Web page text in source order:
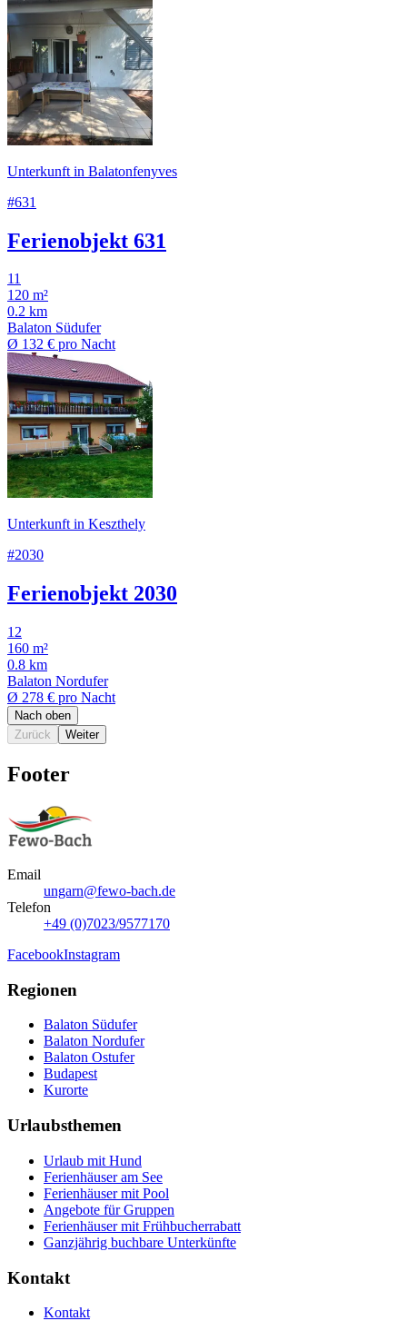
Unterkunft in Balatonfenyves
#631
Ferienobjekt 631
11
120 m²
0.2 km
Balaton Südufer
Ø 132 € pro Nacht
Unterkunft in Keszthely
#2030
Ferienobjekt 2030
12
160 m²
0.8 km
Balaton Nordufer
Ø 278 € pro Nacht
Nach oben
Zurück
Weiter
Footer
Email
ungarn@fewo-bach.de
Telefon
+49 (0)7023/9577170
FacebookInstagram
Regionen
Balaton Südufer
Balaton Nordufer
Balaton Ostufer
Budapest
Kurorte
Urlaubsthemen
Urlaub mit Hund
Ferienhäuser am See
Ferienhäuser mit Pool
Angebote für Gruppen
Ferienhäuser mit Frühbucherrabatt
Ganzjährig buchbare Unterkünfte
Kontakt
Kontakt